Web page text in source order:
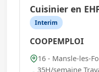
Cuisinier en
Interim
COOPEMPLOI
16 - Mansle-les-
35H/semaine